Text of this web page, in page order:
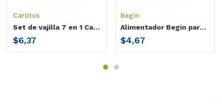
Carlitos
Set de vajilla 7 en 1 Carlitos
$6,37
Begin
Alimentador Begin para papillas con cuchara squeeze / 3 oz
$4,67